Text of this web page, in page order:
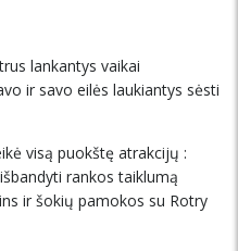
lankantys vaikai
ir savo eilės laukiantys sėsti
visą puokštę atrakcijų :
rankos taiklumą
ir šokių pamokos su Rotry